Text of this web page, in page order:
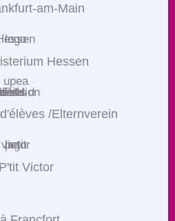
am-Main
Hessen
/Elternverein
Victor